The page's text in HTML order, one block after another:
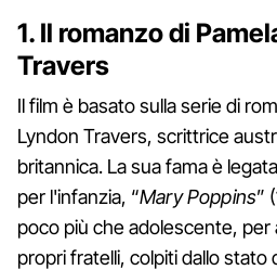
1. Il romanzo di
Travers
Il film è basato sulla serie di
Lyndon Travers, scrittrice
britannica. La sua fama è
per l'infanzia, “Mary Poppins”
poco più che adolescente, per
propri fratelli, colpiti dallo stato